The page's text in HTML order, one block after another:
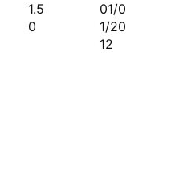
1.5
0
01/0
1/20
12